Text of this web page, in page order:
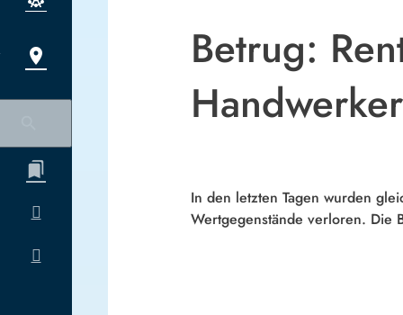
Betrug:
In den letzten Tagen wurden
Wertgegenstände verloren. Die